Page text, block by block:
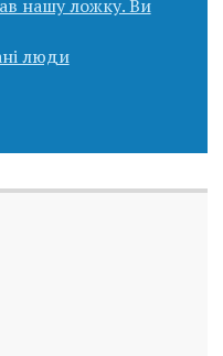
нашу ложку. Ви
люди